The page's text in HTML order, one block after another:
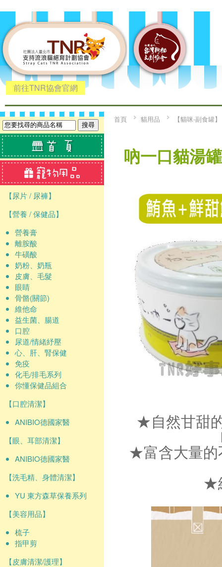
前往TNR協會官網
【尿片 / 尿褲】
【營養 / 保健品】
營養膏
離胺酸
牛磺酸
奶粉、奶瓶
皮膚、毛髮
眼睛
骨骼(關節)
維他命
益生菌、腸道
口腔
尿道/情緒紓壓
心、肝、腎保健
免疫
化毛/排毛系列
你懂保健品組合
【口腔清潔】
ANIBIO德國家醫
【眼、耳部清潔】
ANIBIO德國家醫
【洗毛精、身體清潔】
YU 東方森草保養系列
【美容用品】
梳子
指甲剪
【皮膚清潔/護理】
首頁 貓用品 【貓咪-副食罐】
吶一口貓湯
★自然甘甜
★富含大量的
★